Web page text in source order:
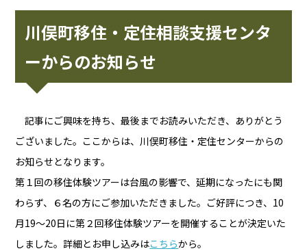
川俣町移住・定住相談支援センタ
ーからのお知らせ
記事にご興味を持ち、最後までお読みいただき、ありがとう
ございました。ここからは、川俣町移住・定住センターからの
お知らせとなります。
第１回の移住体験ツアーは台風の影響で、延期になったにも関
わらず、６名の方にご参加いただきました。ご好評につき、10
月19〜20日に第２回移住体験ツアーを開催することが決定いた
しました。詳細とお申し込みはこちらから。